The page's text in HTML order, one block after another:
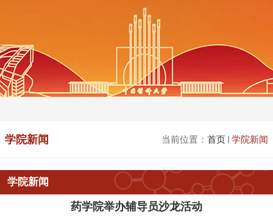
学院新闻
当前位置： 首页 学院新闻
学院新闻
药学院举办辅导员沙龙活动